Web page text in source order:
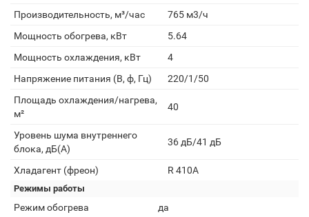
Производительность, м³/час
765 м3/ч
Мощность обогрева, кВт
5.64
Мощность охлаждения, кВт
4
Напряжение питания (В, ф, Гц)
220/1/50
Площадь охлаждения/нагрева,
м²
40
Уровень шума внутреннего
блока, дБ(А)
36 дБ/41 дБ
Хладагент (фреон) R 410A
Режимы работы
Режим обогрева да